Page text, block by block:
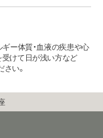
ギー体質・血液の疾患や心
受けて日が浅い方など
い。